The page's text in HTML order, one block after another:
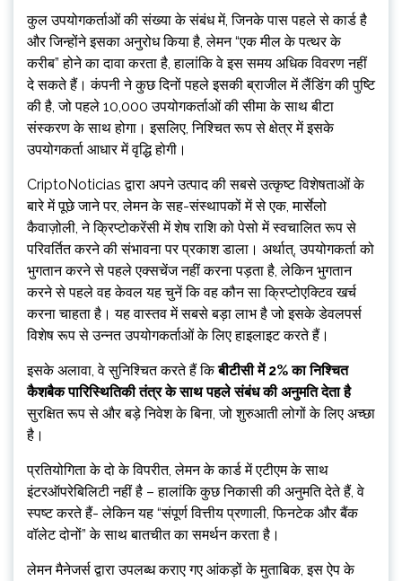
कुल उपयोगकर्ताओं की संख्या के संबंध में, जिनके पास पहले से कार्ड है
और जिन्होंने इसका अनुरोध किया है, लेमन “एक मील के पत्थर के
करीब” होने का दावा करता है, हालांकि वे इस समय अधिक विवरण नहीं
दे सकते हैं। कंपनी ने कुछ दिनों पहले इसकी ब्राजील में लैंडिंग की पुष्टि
की है, जो पहले 10,000 उपयोगकर्ताओं की सीमा के साथ बीटा
संस्करण के साथ होगा। इसलिए, निश्चित रूप से क्षेत्र में इसके
उपयोगकर्ता आधार में वृद्धि होगी।
CriptoNoticias द्वारा अपने उत्पाद की सबसे उत्कृष्ट विशेषताओं के
बारे में पूछे जाने पर, लेमन के सह-संस्थापकों में से एक, मार्सेलो
कैवाज़ोली, ने क्रिप्टोकरेंसी में शेष राशि को पेसो में स्वचालित रूप से
परिवर्तित करने की संभावना पर प्रकाश डाला। अर्थात्, उपयोगकर्ता को
भुगतान करने से पहले एक्सचेंज नहीं करना पड़ता है, लेकिन भुगतान
करने से पहले वह केवल यह चुनें कि वह कौन सा क्रिप्टोएक्टिव खर्च
करना चाहता है। यह वास्तव में सबसे बड़ा लाभ है जो इसके डेवलपर्स
विशेष रूप से उन्नत उपयोगकर्ताओं के लिए हाइलाइट करते हैं।
इसके अलावा, वे सुनिश्चित करते हैं किबीटीसी में 2% का निश्चित
कैशबैक पारिस्थितिकी तंत्र के साथ पहले संबंध की अनुमति देता है
सुरक्षित रूप से और बड़े निवेश के बिना, जो शुरुआती लोगों के लिए अच्छा
है।
प्रतियोगिता के दो के विपरीत, लेमन के कार्ड में एटीएम के साथ
इंटरऑपरेबिलिटी नहीं है – हालांकि कुछ निकासी की अनुमति देते हैं, वे
स्पष्ट करते हैं- लेकिन यह “संपूर्ण वित्तीय प्रणाली, फिनटेक और बैंक
वॉलेट दोनों” के साथ बातचीत का समर्थन करता है।
लेमन मैनेजर्स द्वारा उपलब्ध कराए गए आंकड़ों के मुताबिक, इस ऐप के